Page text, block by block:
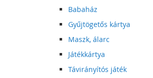
Babaház
Gyűjtögetős kártya
Maszk, álarc
Játékkártya
Távirányítós játék